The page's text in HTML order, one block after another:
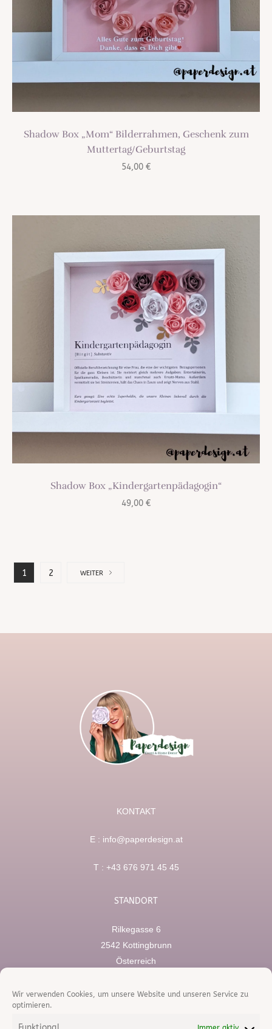
Wir verwenden Cookies, um unsere Website und unseren Service zu
optimieren.
Shadow Box „Mom“ Bilderrahmen, Geschenk zum
Muttertag/Geburtstag
54,00 €
Shadow Box „Kindergartenpädagogin“
49,00 €
1 2 WEITER
KONTAKT
E : info@paperdesign.at
T : +43 676 971 45 45
STANDORT
Rilkegasse 6
2542 Kottingbrunn
Österreich
RECHTLICHES